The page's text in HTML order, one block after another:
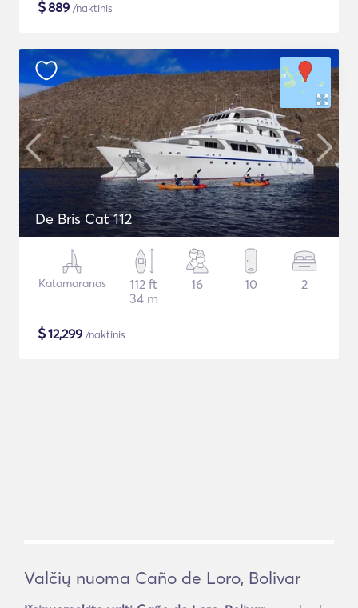
$889 /naktinis
De Bris Cat 112
Katamaranas
112 ft
34 m
16 10 2
$12,299 /naktinis
Valčių nuoma Caño de Loro, Bolivar